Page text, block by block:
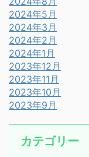
2024年5月
2024年3月
2024年2月
2024年1月
2023年12月
2023年11月
2023年10月
2023年9月
カテゴリー